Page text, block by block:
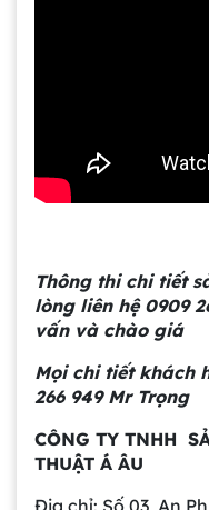
Thông thi chi tiết
lòng liên hệ 0909
vấn và chào giá
Mọi chi tiết khách
266 949 Mr Trọng
CÔNG TY TNHH
THUẬT Á ÂU
tạo và
Dự án
Bồn
đặc điểm
Trong